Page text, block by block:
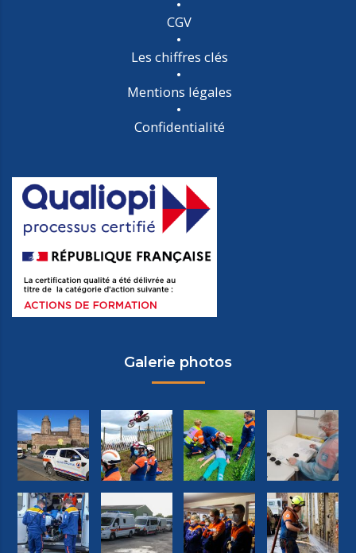
CGV
Les chiffres clés
Mentions légales
Confidentialité
Galerie photos